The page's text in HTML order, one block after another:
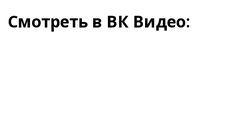
Смотреть в ВК Видео: